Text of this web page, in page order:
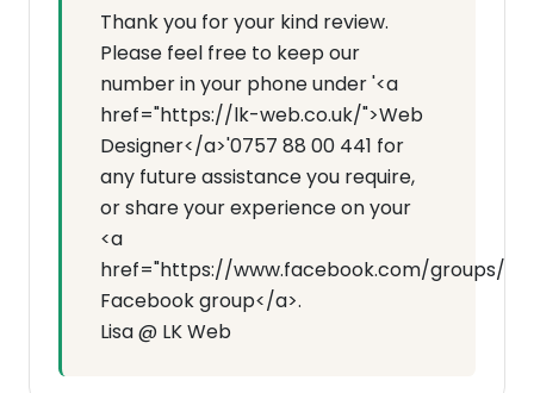
Thank you for your kind review.
Please feel free to keep our
number in your phone under '<a
href="https://lk-web.co.uk/">Web
Designer</a>'0757 88 00 441 for
any future assistance you require,
or share your experience on your
<a
href="https://www.facebook.com/groups/
Facebook group</a>.
Lisa @ LK Web